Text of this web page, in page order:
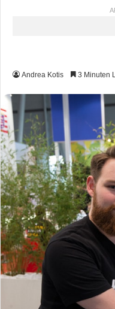
Andrea Kotis 3 Minuten